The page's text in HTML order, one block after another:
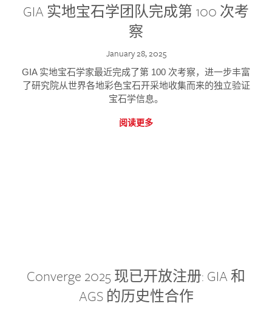
GIA 实地宝石学团队完成第 100 次考
察
January 28, 2025
GIA 实地宝石学家最近完成了第 100 次考察，进一步丰富
了研究院从世界各地彩色宝石开采地收集而来的独立验证
宝石学信息。
阅读更多
Converge 2025 现已开放注册: GIA 和
AGS 的历史性合作